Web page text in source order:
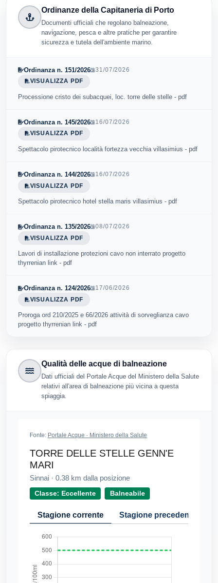
Ordinanze della Capitaneria di Porto
Documenti ufficiali che regolano balneazione,
navigazione, pesca e altre pratiche per garantire
sicurezza e tutela dell'ambiente marino.
Ordinanza n. 151/2026
31/07/2026
VISUALIZZA PDF
Processione cristo dei subacquei, loc. torre delle stelle - pdf
Ordinanza n. 145/2026
16/07/2026
VISUALIZZA PDF
Spettacolo pirotecnico località fortezza vecchia villasimius - pdf
Ordinanza n. 144/2026
16/07/2026
VISUALIZZA PDF
Spettacolo pirotecnico hotel stella maris villasimius - pdf
Ordinanza n. 135/2026
08/07/2026
VISUALIZZA PDF
Lavori di installazione protezioni cavo non interrato progetto
thyrrenian link - pdf
Ordinanza n. 124/2026
17/06/2026
VISUALIZZA PDF
Proroga ord 210/2025 e 66/2026 attività di sorveglianza cavo
progetto thyrrenian link - pdf
Qualità delle acque di balneazione
Dati ufficiali del Portale Acque del Ministero della Salute
relativi all'area di balneazione più vicina a questa
spiaggia.
Fonte: Portale Acque · Ministero della Salute
TORRE DELLE STELLE GENN'E
MARI
Sinnai · 0.38 km dalla posizione
Classe: Eccellente Balneabile
Stagione corrente Stagione precedente